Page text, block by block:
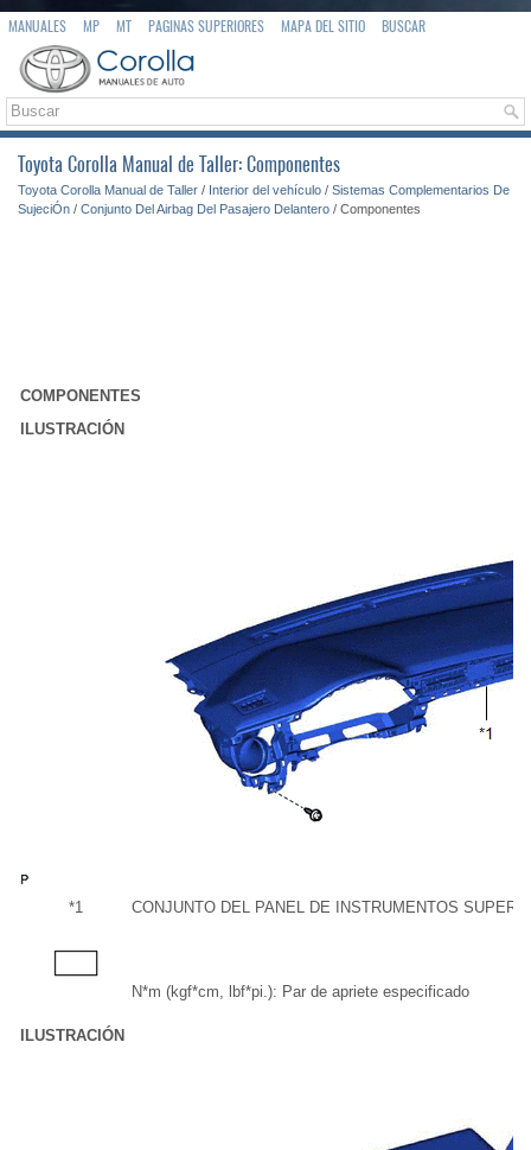
MANUALES MP MT PAGINAS SUPERIORES MAPA DEL SITIO BUSCAR
Toyota Corolla Manual de Taller: Componentes
Toyota Corolla Manual de Taller / Interior del vehículo / Sistemas Complementarios De
SujeciÓn / Conjunto Del Airbag Del Pasajero Delantero / Componentes
COMPONENTES
ILUSTRACIÓN
*1 CONJUNTO DEL PANEL DE INSTRUMENTOS
N*m (kgf*cm, lbf*pi.): Par de apriete especificado
ILUSTRACIÓN